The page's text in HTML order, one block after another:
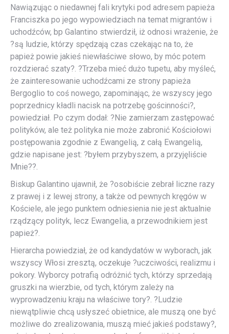
Nawiązując o niedawnej fali krytyki pod adresem papieża
Franciszka po jego wypowiedziach na temat migrantów i
uchodźców, bp Galantino stwierdził, iż odnosi wrażenie, że
?są ludzie, którzy spędzają czas czekając na to, że
papież powie jakieś niewłaściwe słowo, by móc potem
rozdzierać szaty?. ?Trzeba mieć dużo tupetu, aby myśleć,
że zainteresowanie uchodźcami ze strony papieża
Bergoglio to coś nowego, zapominając, że wszyscy jego
poprzednicy kładli nacisk na potrzebę gościnności?,
powiedział. Po czym dodał: ?Nie zamierzam zastępować
polityków, ale też polityka nie może zabronić Kościołowi
postępowania zgodnie z Ewangelią, z całą Ewangelią,
gdzie napisane jest: ?byłem przybyszem, a przyjęliście
Mnie??.
Biskup Galantino ujawnił, że ?osobiście zebrał liczne razy
z prawej i z lewej strony, a także od pewnych kręgów w
Kościele, ale jego punktem odniesienia nie jest aktualnie
rządzący polityk, lecz Ewangelia, a przewodnikiem jest
papież?.
Hierarcha powiedział, że od kandydatów w wyborach, jak
wszyscy Włosi zresztą, oczekuje ?uczciwości, realizmu i
pokory. Wyborcy potrafią odróżnić tych, którzy sprzedają
gruszki na wierzbie, od tych, którym zależy na
wyprowadzeniu kraju na właściwe tory?. ?Ludzie
niewątpliwie chcą usłyszeć obietnice, ale muszą one być
możliwe do zrealizowania, muszą mieć jakieś podstawy?,